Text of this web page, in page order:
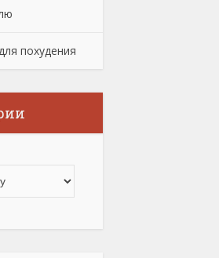
похудения